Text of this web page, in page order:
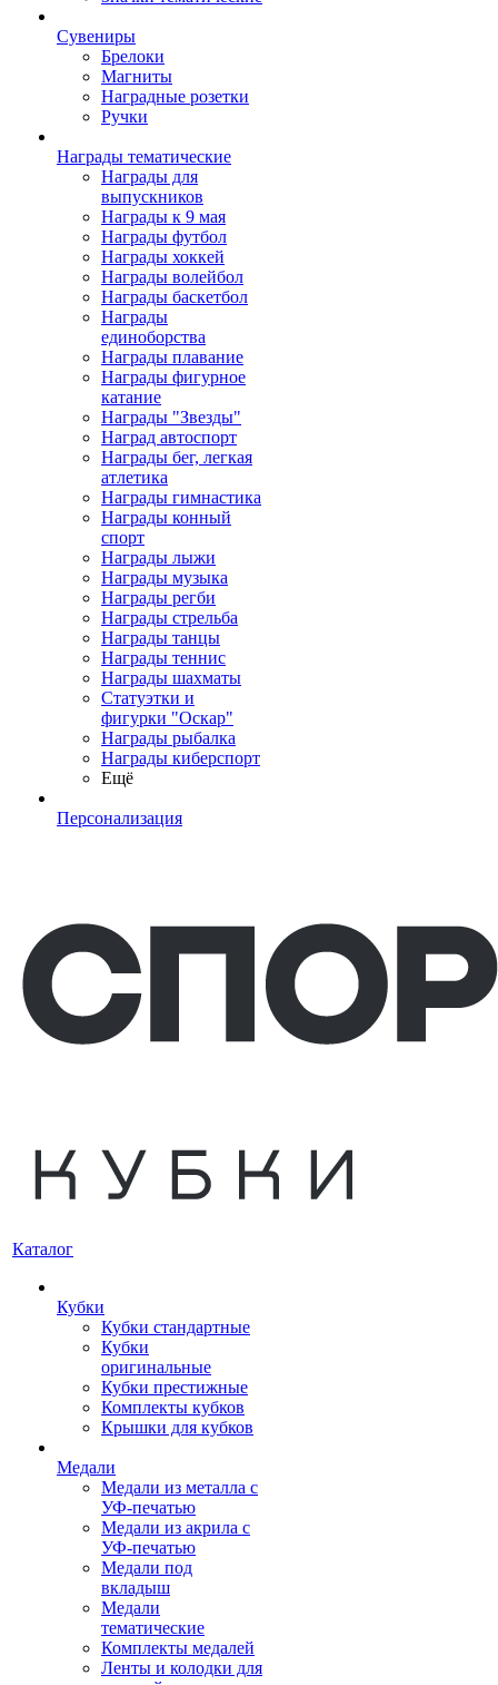
Сувениры
Брелоки
Магниты
Наградные розетки
Ручки
Награды тематические
Награды для
выпускников
Награды к 9 мая
Награды футбол
Награды хоккей
Награды волейбол
Награды баскетбол
Награды
единоборства
Награды плавание
Награды фигурное
катание
Награды "Звезды"
Наград автоспорт
Награды бег, легкая
атлетика
Награды гимнастика
Награды конный
спорт
Награды лыжи
Награды музыка
Награды регби
Награды стрельба
Награды танцы
Награды теннис
Награды шахматы
Статуэтки и
фигурки "Оскар"
Награды рыбалка
Награды киберспорт
Ещё
Персонализация
Каталог
Кубки
Кубки стандартные
Кубки
оригинальные
Кубки престижные
Комплекты кубков
Крышки для кубков
Медали
Медали из металла с
УФ-печатью
Медали из акрила с
УФ-печатью
Медали под
вкладыш
Медали
тематические
Комплекты медалей
Ленты и колодки для